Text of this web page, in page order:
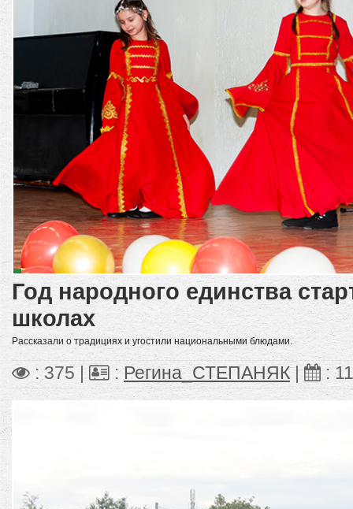
Год народного единства
школах
Рассказали о традициях и угостили национальными блюдами.
: 375 | : Регина_СТЕПАНЯК| :